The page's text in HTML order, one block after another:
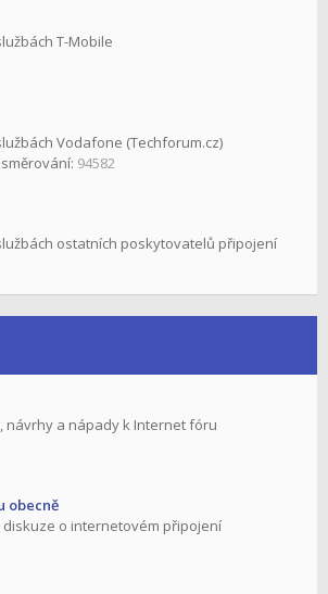
T-Mobile
Vodafone (Techforum.cz)
94582
ostatních poskytovatelů připojení
návrhy a nápady k Internet fóru
obecně
diskuze o internetovém připojení